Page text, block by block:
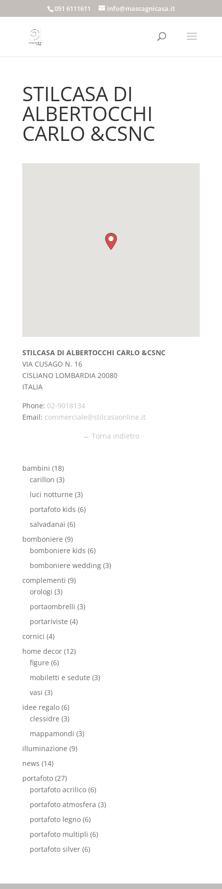
051 6111611 info@mascagnicasa.it
STILCASA DI
ALBERTOCCHI
CARLO &CSNC
STILCASA DI ALBERTOCCHI CARLO &CSNC
VIA CUSAGO N. 16
CISLIANO LOMBARDIA 20080
ITALIA
Phone: 02-9018134
Email: commerciale@stilcasaonline.it
← Torna indietro
bambini (18)
carillon (3)
luci notturne (3)
portafoto kids (6)
salvadanai (6)
bomboniere (9)
bomboniere kids (6)
bomboniere wedding(3)
complementi (9)
orologi (3)
portaombrelli (3)
portariviste (4)
cornici (4)
home decor(12)
figure (6)
mobiletti e sedute (3)
vasi (3)
idee regalo(6)
clessidre (3)
mappamondi (3)
illuminazione (9)
news (14)
portafoto(27)
portafoto acrilico(6)
portafoto atmosfera (3)
portafoto legno(6)
portafoto multipli (6)
portafoto silver(6)